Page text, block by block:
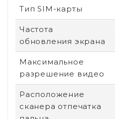
Тип SIM-карты
Частота
обновления экрана
Максимальное
разрешение видео
Расположение
сканера отпечатка